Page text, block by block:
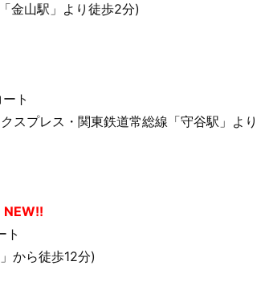
金山駅」より徒歩2分)
ト
スプレス・関東鉄道常総線「守谷駅」よ
NEW!!
ト
から徒歩12分)